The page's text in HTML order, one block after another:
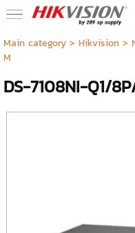
Main category> Hikvision>
M
DS-7108NI-Q1/